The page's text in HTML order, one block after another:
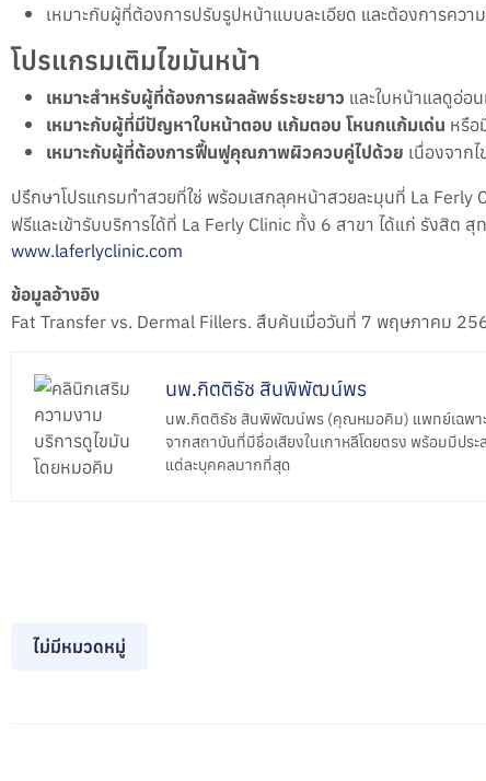
เหมาะกับผู้ที่ต้องการปรับรูปหน้าแบบละเอียด และต้องการคว
โปรแกรมเติมไขมันหน้า
เหมาะสำหรับผู้ที่ต้องการผลลัพธ์ระยะยาว และใบหน้าแลดูอ่อ
เหมาะกับผู้ที่มีปัญหาใบหน้าตอบ แก้มตอบ โหนกแก้มเด่น หรือ
เหมาะกับผู้ที่ต้องการฟื้นฟูคุณภาพผิวควบคู่ไปด้วย เนื่องจาก
ปรึกษาโปรแกรมทำสวยที่ใช่ พร้อมเสกลุคหน้าสวยละมุนที่ La Ferly
ฟรีและเข้ารับบริการได้ที่ La Ferly Clinic ทั้ง 6 สาขา ได้แก่ รังสิต
www.laferlyclinic.com
ข้อมูลอ้างอิง
Fat Transfer vs. Dermal Fillers. สืบค้นเมื่อวันที่ 7 พฤษภาคม
นพ.กิตติธัช สินพิพัฒน์พร
นพ.กิตติธัช สินพิพัฒน์พร (คุณหมอคิม) แพทย์เฉพาะท
จากสถาบันที่มีชื่อเสียงในเกาหลีโดยตรง พร้อมมีปร
แต่ละบุคคลมากที่สุด
ไม่มีหมวดหมู่